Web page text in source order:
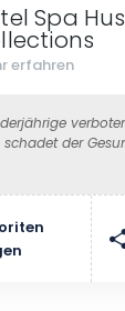
Spa
erfahren
der